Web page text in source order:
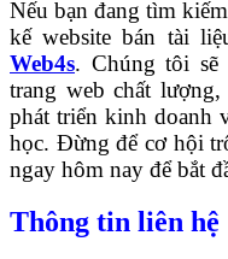
Nếu bạn đang tìm
kế website bán tài
Web4s. Chúng tôi
trang web chất
phát triển kinh doanh
học. Đừng để cơ hội
ngay hôm nay để bắt
Thông tin liên hệ